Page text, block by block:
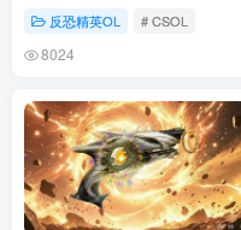
反恐精英OL # CSOL
8024